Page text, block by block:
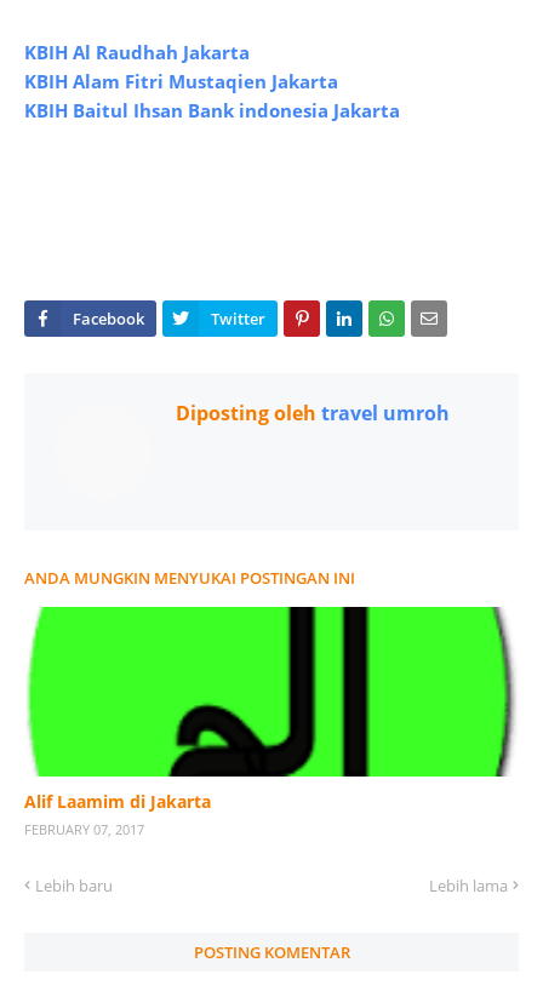
KBIH Al Raudhah Jakarta
KBIH Alam Fitri Mustaqien Jakarta
KBIH Baitul Ihsan Bank indonesia Jakarta
Diposting oleh travel umroh
ANDA MUNGKIN MENYUKAI POSTINGAN INI
Alif Laamim di Jakarta
FEBRUARY 07, 2017
Lebih baru Lebih lama
POSTING KOMENTAR